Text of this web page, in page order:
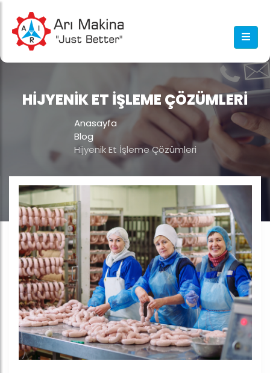
HIJYENIK ET İŞLEME ÇÖZÜMLERI
Anasayfa
Blog
Hijyenik Et İşleme Çözümleri